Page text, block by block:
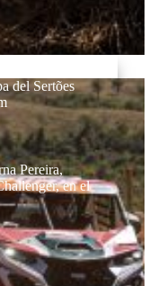
del Sertões
Pereira,
en el